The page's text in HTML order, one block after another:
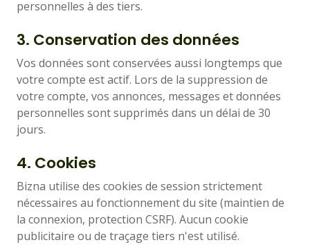
personnelles à des tiers.
3. Conservation des données
Vos données sont conservées aussi longtemps que
votre compte est actif. Lors de la suppression de
votre compte, vos annonces, messages et données
personnelles sont supprimés dans un délai de 30
jours.
4. Cookies
Bizna utilise des cookies de session strictement
nécessaires au fonctionnement du site (maintien de
la connexion, protection CSRF). Aucun cookie
publicitaire ou de traçage tiers n'est utilisé.